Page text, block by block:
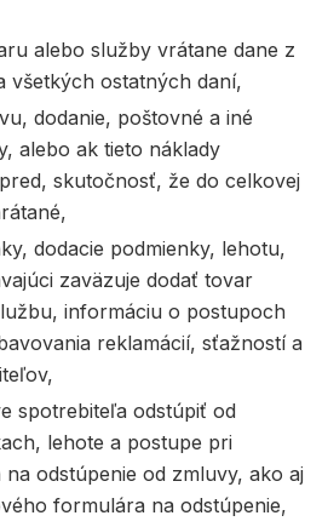
alebo služby vrátane dane z
všetkých ostatných daní,
dodanie, poštovné a iné
alebo ak tieto náklady
skutočnosť, že do celkovej
dodacie podmienky, lehotu,
zaväzuje dodať tovar
informáciu o postupoch
reklamácií, sťažností a
spotrebiteľa odstúpiť od
lehote a postupe pri
odstúpenie od zmluvy, ako aj
formulára na odstúpenie,